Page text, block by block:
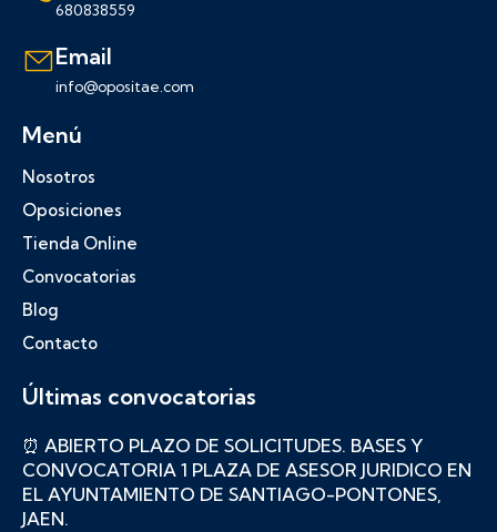
680838559
Email
info@opositae.com
Menú
Nosotros
Oposiciones
Tienda Online
Convocatorias
Blog
Contacto
Últimas convocatorias
⏰ ABIERTO PLAZO DE SOLICITUDES. BASES Y
CONVOCATORIA 1 PLAZA DE ASESOR JURIDICO EN
EL AYUNTAMIENTO DE SANTIAGO-PONTONES,
JAEN.